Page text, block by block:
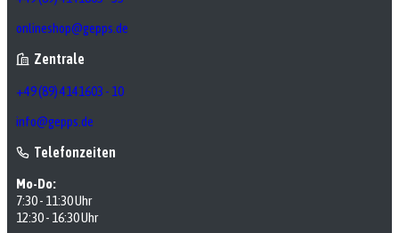
onlineshop@gepps.de
Zentrale
+49 (89) 4141603 - 10
info@gepps.de
Telefonzeiten
Mo-Do:
7:30 - 11:30 Uhr
12:30 - 16:30 Uhr